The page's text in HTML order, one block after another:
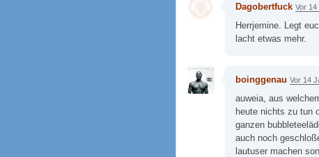
Dagobertfuck Vor
Herrjemine. Legt
lacht etwas mehr.
boinggenau Vor 14
auweia, aus
heute nichts zu tun
ganzen
auch noch
lautuser machen